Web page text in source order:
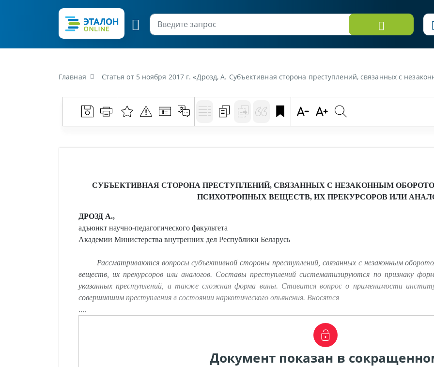
Главная Статья от 5 ноября 2017 г. «Дрозд, А. Субъективная сторона преступлений, связанных с незаконным оборотом наркотических
СУБЪЕКТИВНАЯ СТОРОНА ПРЕСТУПЛЕНИЙ, СВЯЗАННЫХ С НЕЗАКОННЫМ
ПСИХОТРОПНЫХ ВЕЩЕСТВ, ИХ ПРЕКУРСОРОВ ИЛИ
ДРОЗД А.,
адъюнкт научно-педагогического факультета
Академии Министерства внутренних дел Республики Беларусь
Рассматриваются вопросы субъективной стороны преступлений, связанных с незаконным
веществ, их прекурсоров или аналогов. Составы преступлений систематизируются по признаку
указанных преступлений, а также сложная форма вины. Ставится вопрос о применимости
совершившим преступления в состоянии наркотического опьянения. Вносятся
....
Документ показан в